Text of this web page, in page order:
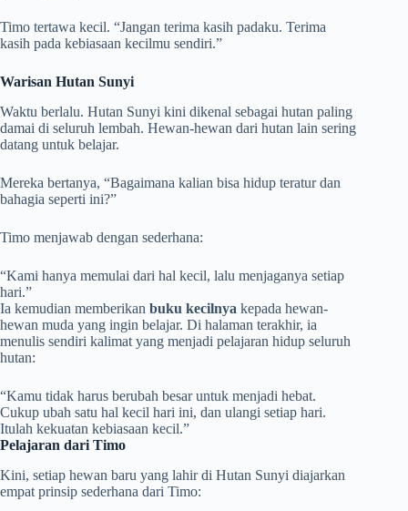
Timo tertawa kecil. “Jangan terima kasih padaku. Terima
kasih pada kebiasaan kecilmu sendiri.”
Warisan Hutan Sunyi
Waktu berlalu. Hutan Sunyi kini dikenal sebagai hutan paling
damai di seluruh lembah. Hewan-hewan dari hutan lain sering
datang untuk belajar.
Mereka bertanya, “Bagaimana kalian bisa hidup teratur dan
bahagia seperti ini?”
Timo menjawab dengan sederhana:
“Kami hanya memulai dari hal kecil, lalu menjaganya setiap
hari.”
Ia kemudian memberikan buku kecilnya kepada hewan-
hewan muda yang ingin belajar. Di halaman terakhir, ia
menulis sendiri kalimat yang menjadi pelajaran hidup seluruh
hutan:
“Kamu tidak harus berubah besar untuk menjadi hebat.
Cukup ubah satu hal kecil hari ini, dan ulangi setiap hari.
Itulah kekuatan kebiasaan kecil.”
Pelajaran dari Timo
Kini, setiap hewan baru yang lahir di Hutan Sunyi diajarkan
empat prinsip sederhana dari Timo: